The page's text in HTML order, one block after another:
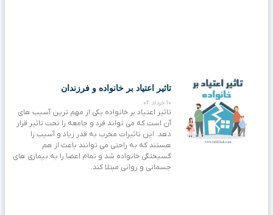
تاثیر اعتیاد بر خانواده و فرزندان
10 خرداد 02
تاثیر اعتیاد بر خانواده یکی از مهم ‌ترین آسیب‌ های
آن است که می ‌تواند فرد و جامعه را تحت تاثیر قرار
دهد. این تاثیرات مخرب به قدر زیاد و آسیب زا
هستند که به راحتی می توانند باعث از هم
گسیختگی خانواده شد و تمام اعضا را به بیماری های
جسمانی و روانی مبتلا کند.